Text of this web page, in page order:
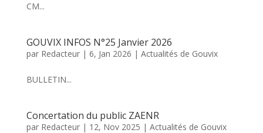
CM...
GOUVIX INFOS N°25 Janvier 2026
par Redacteur| 6, Jan 2026 | Actualités de Gouvix
BULLETIN...
Concertation du public ZAENR
par Redacteur| 12, Nov 2025 | Actualités de Gouvix